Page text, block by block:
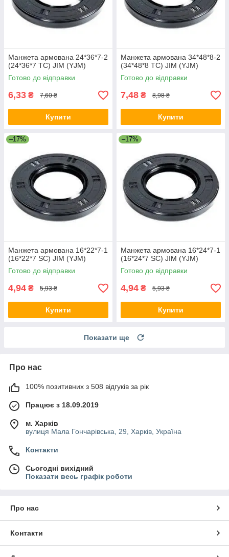
Манжета армована 24*36*7-2
(24*36*7 TC) JIM (YJM)
Готово до відправки
6,33 ₴ 7,60 ₴
Купити
Манжета армована 34*48*8-2
(34*48*8 TC) JIM (YJM)
Готово до відправки
7,48 ₴ 8,98 ₴
Купити
–17%
Манжета армована 16*22*7-1
(16*22*7 SC) JIM (YJM)
Готово до відправки
4,94 ₴ 5,93 ₴
Купити
–17%
Манжета армована 16*24*7-1
(16*24*7 SC) JIM (YJM)
Готово до відправки
4,94 ₴ 5,93 ₴
Купити
Показати ще
Про нас
100% позитивних з 508 відгуків за рік
Працює з 18.09.2019
м. Харків
вулиця Мала Гончарівська, 29, Харків, Україна
Контакти
Сьогодні вихідний
Показати весь графік роботи
Про нас
Контакти